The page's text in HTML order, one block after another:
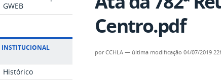
GWEB
INSTITUCIONAL
Histórico
Centro.pdf
porCCHLA — última modificação 04/07/2019